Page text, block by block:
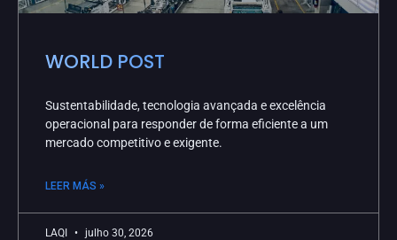
WORLD POST
Sustentabilidade, tecnologia avançada e excelência
operacional para responder de forma eficiente a um
mercado competitivo e exigente.
LEER MÁS »
LAQI julho 30, 2026